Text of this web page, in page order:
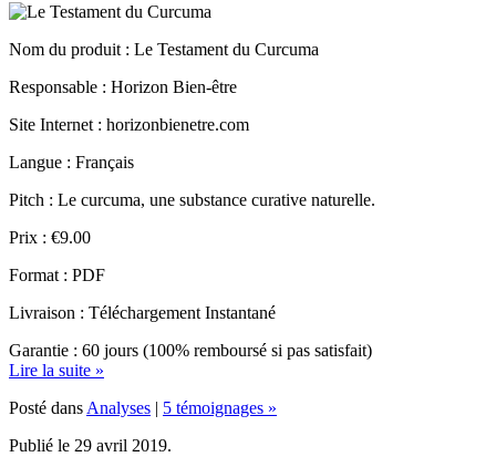
Nom du produit : Le Testament du Curcuma
Responsable : Horizon Bien-être
Site Internet : horizonbienetre.com
Langue : Français
Pitch : Le curcuma, une substance curative naturelle.
Prix : €9.00
Format : PDF
Livraison : Téléchargement Instantané
Garantie : 60 jours (100% remboursé si pas satisfait)
Posté dansAnalyses
Publié le 29 avril 2019.